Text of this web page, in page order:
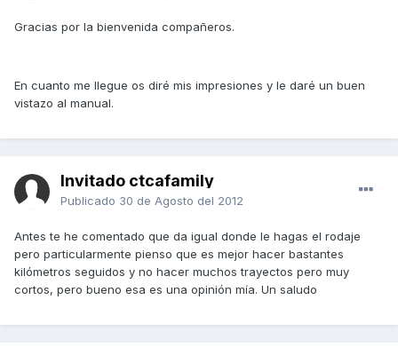
Gracias por la bienvenida compañeros.
En cuanto me llegue os diré mis impresiones y le daré un buen
vistazo al manual.
Invitado ctcafamily
Publicado 30 de Agosto del 2012
Antes te he comentado que da igual donde le hagas el rodaje
pero particularmente pienso que es mejor hacer bastantes
kilómetros seguidos y no hacer muchos trayectos pero muy
cortos, pero bueno esa es una opinión mía. Un saludo